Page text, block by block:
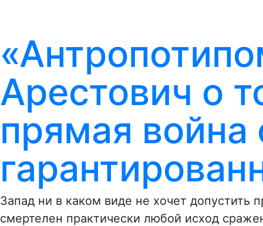
Арестович о
прямая
Запад ни в каком виде не хочет допустить
смертелен практически любой исход